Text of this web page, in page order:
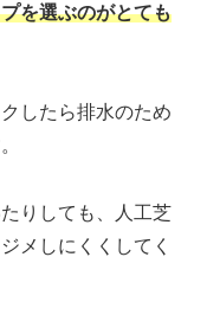
を選ぶのがとても
したら排水のため
りしても、人工芝
メしにくくしてく